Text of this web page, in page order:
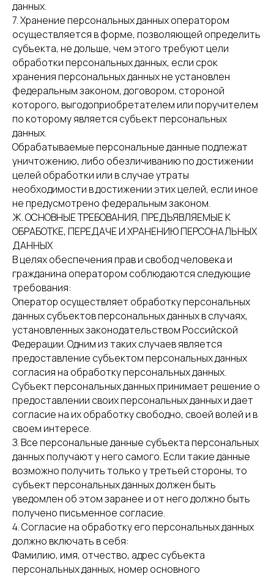
данных.
7. Хранение персональных данных оператором
осуществляется в форме, позволяющей определить
субъекта, не дольше, чем этого требуют цели
обработки персональных данных, если срок
хранения персональных данных не установлен
федеральным законом, договором, стороной
которого, выгодоприобретателем или поручителем
по которому является субъект персональных
данных.
Обрабатываемые персональные данные подлежат
уничтожению, либо обезличиванию по достижении
целей обработки или в случае утраты
необходимости в достижении этих целей, если иное
не предусмотрено федеральным законом.
Ж. ОСНОВНЫЕ ТРЕБОВАНИЯ, ПРЕДЪЯВЛЯЕМЫЕ К
ОБРАБОТКЕ, ПЕРЕДАЧЕ И ХРАНЕНИЮ ПЕРСОНАЛЬНЫХ
ДАННЫХ
В целях обеспечения прав и свобод человека и
гражданина оператором соблюдаются следующие
требования:
Оператор осуществляет обработку персональных
данных субъектов персональных данных в случаях,
установленных законодательством Российской
Федерации. Одним из таких случаев является
предоставление субъектом персональных данных
согласия на обработку персональных данных.
Субъект персональных данных принимает решение о
предоставлении своих персональных данных и дает
согласие на их обработку свободно, своей волей и в
своем интересе.
З. Все персональные данные субъекта персональных
данных получают у него самого. Если такие данные
возможно получить только у третьей стороны, то
субъект персональных данных должен быть
уведомлен об этом заранее и от него должно быть
получено письменное согласие.
4. Согласие на обработку его персональных данных
должно включать в себя:
Фамилию, имя, отчество, адрес субъекта
персональных данных, номер основного